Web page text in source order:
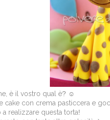
è il vostro qual è? ☺
cake con crema pasticcera e
realizzare questa torta!